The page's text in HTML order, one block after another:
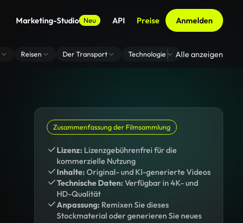
Marketing-Studio Neu API Preise Anmelden
Reisen Der Transport Technologie Zoom Virtuelle
Alle anzeigen
Zusammenfassung der Filmsammlung
Lizenz: Lizenzgebührenfrei für die
kommerzielle Nutzung
Inhalte: Original- und KI-generierte Videos
Technische Daten: Verfügbar in 4K- und
HD-Qualität
Anpassung: Remixen Sie dieses
Stockmaterial oder generieren Sie neues